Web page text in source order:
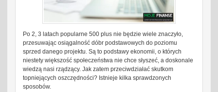
Po 2, 3 latach popularne 500 plus nie będzie wiele znaczyło,
przesuwając osiągalność dóbr podstawowych do poziomu
sprzed danego projektu. Są to podstawy ekonomii, o których
niestety większość społeczeństwa nie chce słyszeć, a doskonale
wiedzą nasi rządzący. Jak zatem przeciwdziałać skutkom
topniejących oszczędności? Istnieje kilka sprawdzonych
sposobów.